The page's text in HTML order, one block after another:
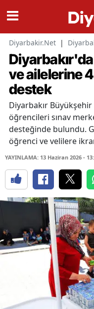
Diyarbakir.Net |
ve ailelerine
destek
Diyarbakır Büyükşehir
öğrencileri sınav
desteğinde bulundu.
öğrenci ve velilere
YAYINLAMA: 13 Haziran 2026 -